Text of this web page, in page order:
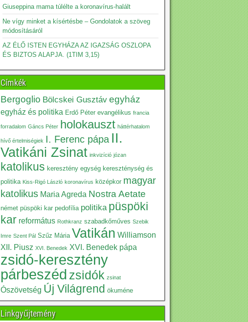
Giuseppina mama túlélte a koronavírus-halált
Ne vígy minket a kísértésbe – Gondolatok a szöveg
módosításáról
AZ ÉLŐ ISTEN EGYHÁZA AZ IGAZSÁG OSZLOPA
ÉS BIZTOS ALAPJA. (1TIM 3,15)
Címkék
Bergoglio Bölcskei Gusztáv egyház
egyház és politika Erdő Péter evangélikus francia
forradalom Gáncs Péter holokauszt háttérhatalom
hívő értelmiségiek I. Ferenc pápa II.
Vatikáni Zsinat inkvizíció józan
katolikus keresztény egység kereszténység és
politika Kiss-Rigó László koronavírus középkor magyar
katolikus Maria Agreda Nostra Aetate
német püspöki kar pedofília politika püspöki
kar református Rothkranz szabadkőműves Szebik
Imre Szent Pál Szűz Mária Vatikán Williamson
XII. Piusz XVI. Benedek XVI. Benedek pápa
zsidó-keresztény
párbeszéd zsidók zsinat
Ószövetség Új Világrend ökuméne
Linkgyűjtemény